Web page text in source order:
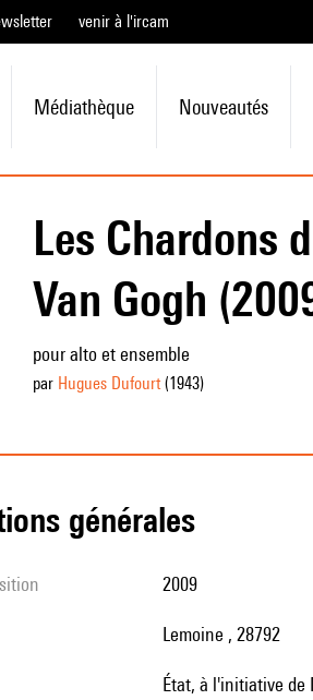
venir à l'ircam
Médiathèque Nouveautés
Les Chardons
Van Gogh
pour alto et ensemble
par Hugues Dufourt(1943)
générales
2009
Lemoine , 28792
État, à l'initiative